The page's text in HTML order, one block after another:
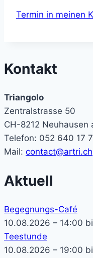
Termin in meinen
Kontakt
Triangolo
Zentralstrasse 50
CH-8212 Neuhausen
Telefon: 052 640 17
Mail: contact@artri.ch
Aktuell
Begegnungs-Café
10.08.2026 – 14:00
Teestunde
10.08.2026 – 19:00